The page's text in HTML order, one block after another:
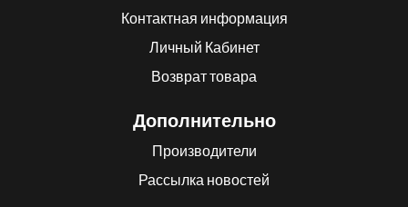
Контактная информация
Личный Кабинет
Возврат товара
Дополнительно
Производители
Рассылка новостей